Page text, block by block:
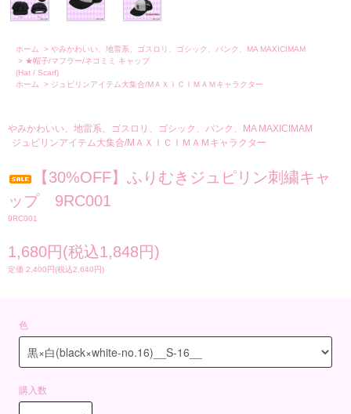
ホーム > やみかわいい、地雷系、ゴスロリ、ゴシック、パンク、MA MAXICIMAM
> ★帽子/マフラー/ネコミミ キャップ
(Hat / Scarf)
ホーム
> ジュピリンアイテム大集合/MＡＸＩＣＩＭＡＭキャラクター
やみかわいい、地雷系、ゴスロリ、ゴシック、パンク、MA MAXICIMAM
ジュピリンアイテム大集合/MＡＸＩＣＩＭＡＭキャラクター
【30%OFF】ふりむきジュピリン刺繍キャ
ップ 9RC001
9RC001
1,680円(税込1,848円)
定価 2,400円(税込2,640円)
色
購入数